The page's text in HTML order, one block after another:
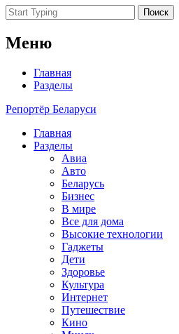
Поиск
Меню
Главная
Разделы
Репортёр Беларуси
Главная
Разделы
Авиа
Авто
Беларусь
Бизнес
В мире
Все для дома
Высокие технологии
Гаджеты
Дети
Здоровье
Культура
Интернет
Путешествие
Кино